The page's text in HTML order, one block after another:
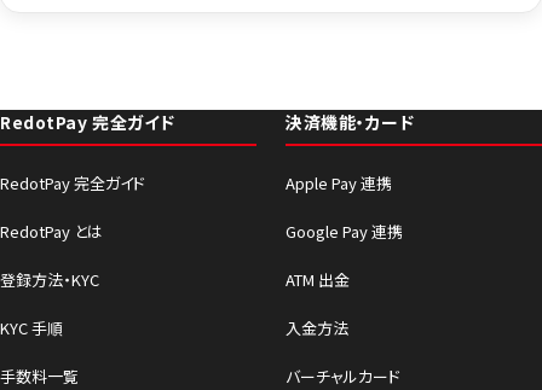
RedotPay 完全ガイド
RedotPay 完全ガイド
RedotPay とは
登録方法・KYC
KYC 手順
手数料一覧
決済機能・カード
Apple Pay 連携
Google Pay 連携
ATM 出金
入金方法
バーチャルカード